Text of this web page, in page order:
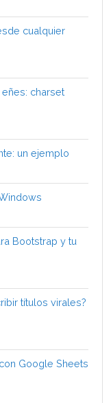
cualquier
charset
un ejemplo
Bootstrap y tu
títulos virales?
Google Sheets